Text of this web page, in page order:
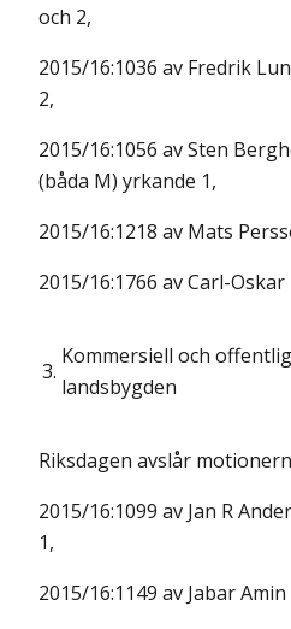
och 2,
2015/16:1036 av Fredrik
2,
2015/16:1056 av Sten
(båda M) yrkande 1,
2015/16:1218 av Mats
2015/16:1766 av Carl-
3.
Kommersiell och
landsbygden
Riksdagen avslår
2015/16:1099 av Jan R
1,
2015/16:1149 av Jabar Amin